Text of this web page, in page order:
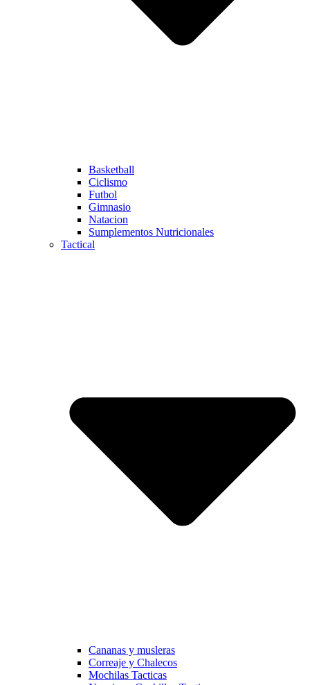
Basketball
Ciclismo
Futbol
Gimnasio
Natacion
Sumplementos Nutricionales
Tactical
Cananas y musleras
Correaje y Chalecos
Mochilas Tacticas